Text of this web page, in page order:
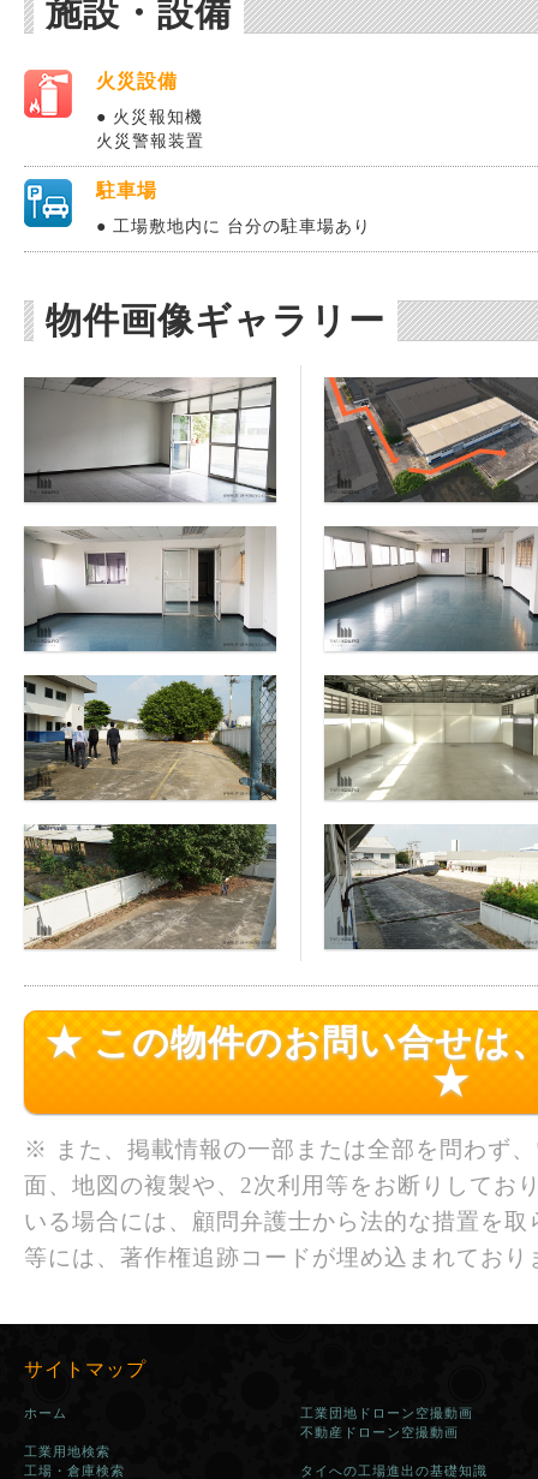
施設・設備
火災設備
● 火災報知機
火災警報装置
駐車場
● 工場敷地内に 台分の駐車場あり
物件画像ギャラリー
★ この物件のお問い合せは
★
※ また、掲載情報の一部または全部を問わず
面、地図の複製や、2次利用等をお断りしてお
いる場合には、顧問弁護士から法的な措置を
等には、著作権追跡コードが埋め込まれており
サイトマップ
ホーム
工業用地検索
工場・倉庫検索
工業団地ドローン空撮動画
不動産ドローン空撮動画
タイへの工場進出の基礎知識